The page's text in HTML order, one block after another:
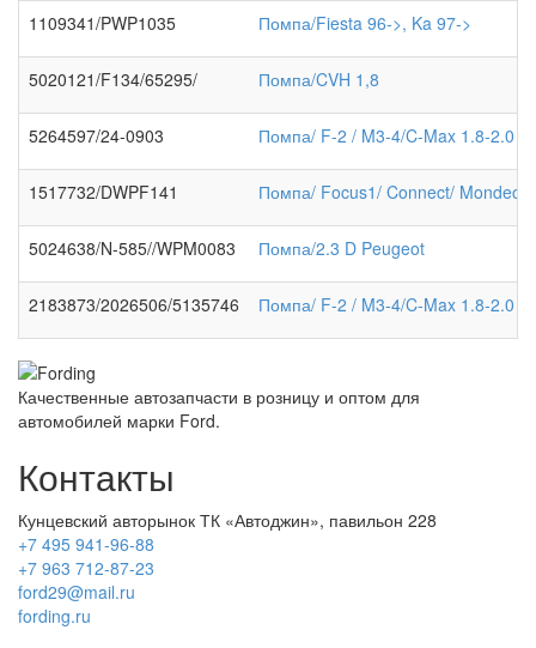
1109341/PWP1035 Помпа/Fiesta 96->, Ka 97->
5020121/F134/65295/ Помпа/CVH 1,8
5264597/24-0903 Помпа/ F-2 / M3-4/C-Max 1.8-2.0 /
1517732/DWPF141 Помпа/ Focus1/ Connect/ Mondeo
5024638/N-585//WPM0083 Помпа/2.3 D Peugeot
2183873/2026506/5135746 Помпа/ F-2 / M3-4/C-Max 1.8-2.0 /
Качественные автозапчасти в розницу и оптом для
автомобилей марки Ford.
Контакты
Кунцевский авторынок ТК «Автоджин», павильон 228
+7 495 941-96-88
+7 963 712-87-23
ford29@mail.ru
fording.ru